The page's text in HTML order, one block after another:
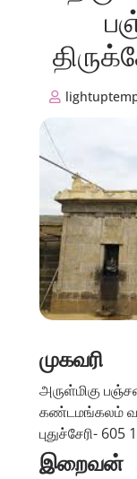
முகவரி
அருள்மிகு
கண்டமங்கலம்
புதுச்சேரி-
இறைவன்